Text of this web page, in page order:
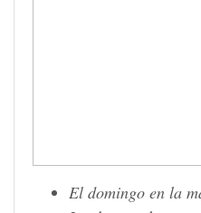
El domingo en la